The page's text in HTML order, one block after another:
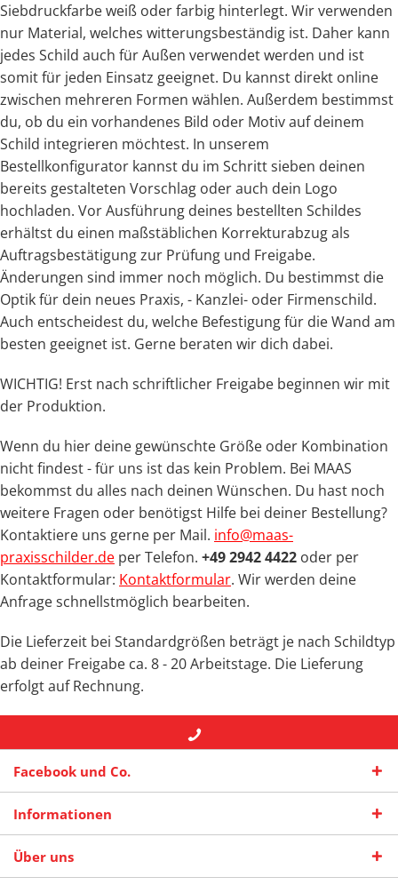
Siebdruckfarbe weiß oder farbig hinterlegt. Wir verwenden
nur Material, welches witterungsbeständig ist. Daher kann
jedes Schild auch für Außen verwendet werden und ist
somit für jeden Einsatz geeignet. Du kannst direkt online
zwischen mehreren Formen wählen. Außerdem bestimmst
du, ob du ein vorhandenes Bild oder Motiv auf deinem
Schild integrieren möchtest. In unserem
Bestellkonfigurator kannst du im Schritt sieben deinen
bereits gestalteten Vorschlag oder auch dein Logo
hochladen. Vor Ausführung deines bestellten Schildes
erhältst du einen maßstäblichen Korrekturabzug als
Auftragsbestätigung zur Prüfung und Freigabe.
Änderungen sind immer noch möglich. Du bestimmst die
Optik für dein neues Praxis, - Kanzlei- oder Firmenschild.
Auch entscheidest du, welche Befestigung für die Wand am
besten geeignet ist. Gerne beraten wir dich dabei.
WICHTIG! Erst nach schriftlicher Freigabe beginnen wir mit
der Produktion.
Wenn du hier deine gewünschte Größe oder Kombination
nicht findest - für uns ist das kein Problem. Bei MAAS
bekommst du alles nach deinen Wünschen. Du hast noch
weitere Fragen oder benötigst Hilfe bei deiner Bestellung?
Kontaktiere uns gerne per Mail. info@maas-
praxisschilder.de per Telefon. +49 2942 4422 oder per
Kontaktformular: Kontaktformular. Wir werden deine
Anfrage schnellstmöglich bearbeiten.
Die Lieferzeit bei Standardgrößen beträgt je nach Schildtyp
ab deiner Freigabe ca. 8 - 20 Arbeitstage. Die Lieferung
erfolgt auf Rechnung.
Facebook und Co.
Informationen
Über uns